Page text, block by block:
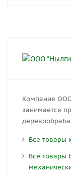
Компания
занимается
Все товары
Все товары